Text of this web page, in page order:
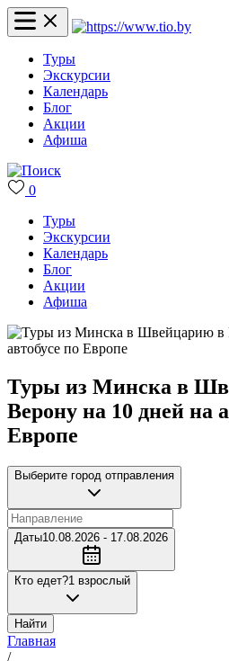
Туры
Экскурсии
Календарь
Блог
Акции
Афиша
0
Туры
Экскурсии
Календарь
Блог
Акции
Афиша
Туры из Минска в
Верону на 10 дней на
Европе
Выберите город отправления
Даты10.08.2026 - 17.08.2026
Кто едет?1 взрослый
Найти
Главная
/